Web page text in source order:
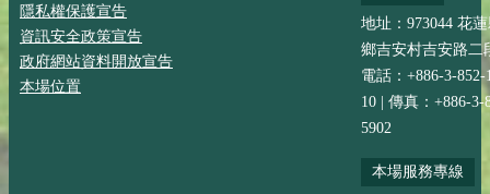
隱私權保護宣告
資訊安全政策宣告
政府網站資料開放宣告
本場位置
地址：973044 花
鄉吉安村吉安路二
電話：+886-3-852-
10 | 傳真：+886-3-
5902
本場服務專線